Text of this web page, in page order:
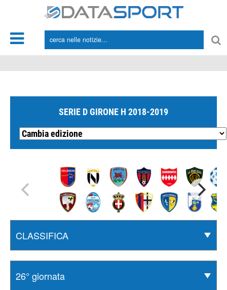
SERIE D GIRONE H 2018-2019